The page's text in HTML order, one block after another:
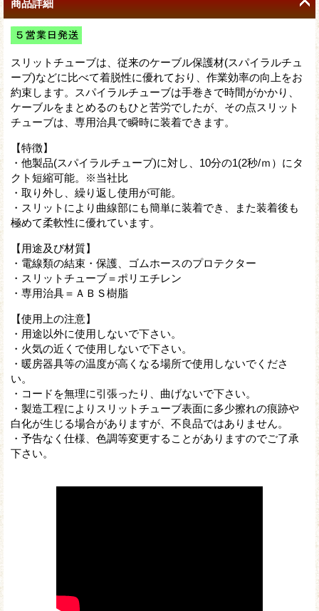
商品詳細
スリットチューブは、従来のケーブル保護材(スパイラルチュ
ーブ)などに比べて着脱性に優れており、作業効率の向上をお
約束します。スパイラルチューブは手巻きで時間がかかり、
ケーブルをまとめるのもひと苦労でしたが、その点スリット
チューブは、専用治具で瞬時に装着できます。
【特徴】
・他製品(スパイラルチューブ)に対し、10分の1(2秒/ｍ）にタ
クト短縮可能。※当社比
・取り外し、繰り返し使用が可能。
・スリットにより曲線部にも簡単に装着でき、また装着後も
極めて柔軟性に優れています。
【用途及び材質】
・電線類の結束・保護、ゴムホースのプロテクター
・スリットチューブ＝ポリエチレン
・専用治具＝ＡＢＳ樹脂
【使用上の注意】
・用途以外に使用しないで下さい。
・火気の近くで使用しないで下さい。
・暖房器具等の温度が高くなる場所で使用しないでくださ
い。
・コードを無理に引張ったり、曲げないで下さい。
・製造工程によりスリットチューブ表面に多少擦れの痕跡や
白化が生じる場合がありますが、不良品ではありません。
・予告なく仕様、色調等変更することがありますのでご了承
下さい。